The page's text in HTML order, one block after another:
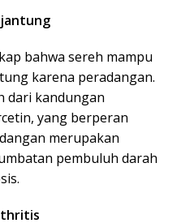
bahwa sereh mampu
karena peradangan.
dari kandungan
yang berperan
merupakan
pembuluh darah